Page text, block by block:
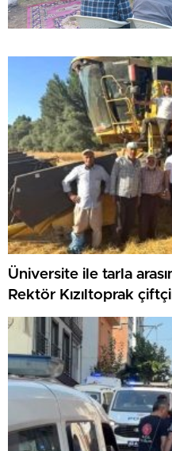
Üniversite ile tarla
Rektör Kızıltoprak